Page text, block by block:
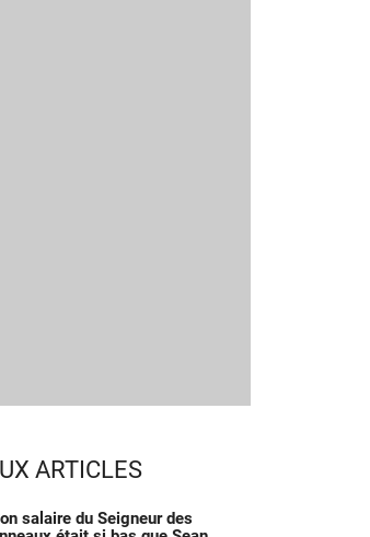
ARTICLES
salaire du Seigneur des